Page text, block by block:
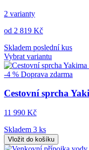
2 varianty
od 2 819 Kč
Skladem poslední kus
Vybrat variantu
-4 % Doprava zdarma
Cestovní sprcha
11 990 Kč
Skladem 3 ks
Vložit do košíku